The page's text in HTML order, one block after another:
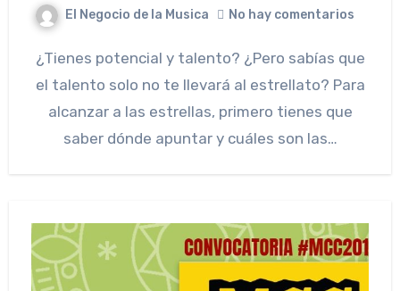
El Negocio de la Musica No hay comentarios
¿Tienes potencial y talento? ¿Pero sabías que
el talento solo no te llevará al estrellato? Para
alcanzar a las estrellas, primero tienes que
saber dónde apuntar y cuáles son las…